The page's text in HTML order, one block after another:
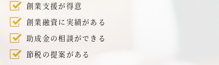
創業支援が得意
創業融資に実績がある
助成金の相談ができる
節税の提案がある